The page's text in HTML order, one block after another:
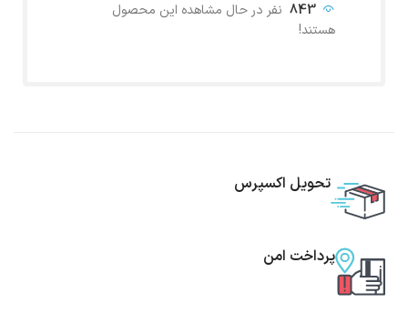
843 نفر در حال مشاهده این محصول
هستند!
تحویل اکسپرس
پرداخت امن